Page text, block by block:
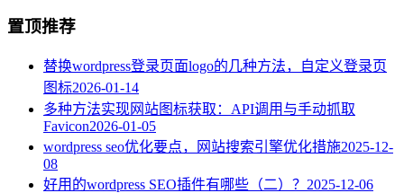
置顶推荐
替换wordpress登录页面logo的几种方法，自定义登录页
图标2026-01-14
多种方法实现网站图标获取：API调用与手动抓取
Favicon2026-01-05
wordpress seo优化要点，网站搜索引擎优化措施2025-12-
08
好用的wordpress SEO插件有哪些（二）？ 2025-12-06